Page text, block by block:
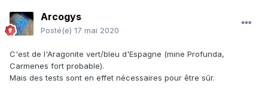
Arcogys
Posté(e) 17 mai 2020
C'est de l'Aragonite vert/bleu d'Espagne (mine Profunda,
Carmenes fort probable).
Mais des tests sont en effet nécessaires pour être sûr.